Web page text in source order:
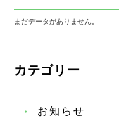
まだデータがありません。
カテゴリー
お知らせ